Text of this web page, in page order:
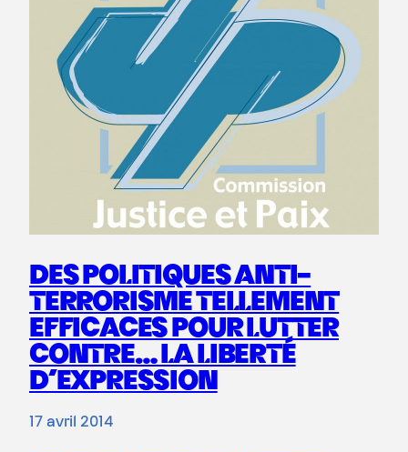
DES POLITIQUES ANTI-
TERRORISME TELLEMENT
EFFICACES POUR LUTTER
CONTRE… LA LIBERTÉ
D’EXPRESSION
17 avril 2014